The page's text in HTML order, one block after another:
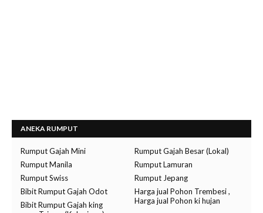
ANEKA RUMPUT
Rumput Gajah Mini
Rumput Gajah Besar (Lokal)
Rumput Manila
Rumput Lamuran
Rumput Swiss
Rumput Jepang
Bibit Rumput Gajah Odot
Harga jual Pohon Trembesi ,
Harga jual Pohon ki hujan
Bibit Rumput Gajah king